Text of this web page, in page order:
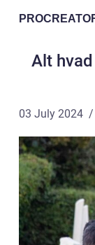
Alt
03 July 2024